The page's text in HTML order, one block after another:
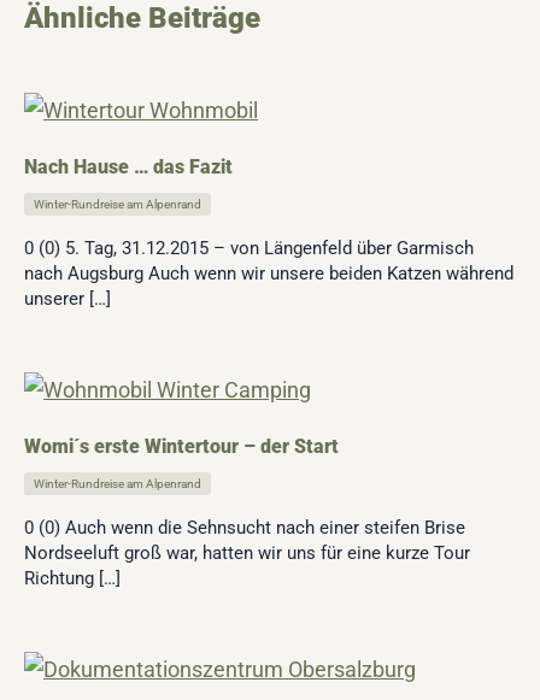
Ähnliche Beiträge
Nach Hause … das Fazit
Winter-Rundreise am Alpenrand
0 (0) 5. Tag, 31.12.2015 – von Längenfeld über Garmisch
nach Augsburg Auch wenn wir unsere beiden Katzen während
unserer […]
Womi´s erste Wintertour – der Start
Winter-Rundreise am Alpenrand
0 (0) Auch wenn die Sehnsucht nach einer steifen Brise
Nordseeluft groß war, hatten wir uns für eine kurze Tour
Richtung […]